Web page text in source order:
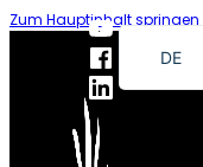
Zum Hauptinhalt springen
DE
EN